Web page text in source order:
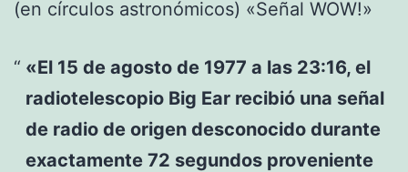
(en círculos astronómicos) «Señal WOW!»
«El 15 de agosto de 1977 a las 23:16, el
radiotelescopio Big Ear recibió una señal
de radio de origen desconocido durante
exactamente 72 segundos proveniente